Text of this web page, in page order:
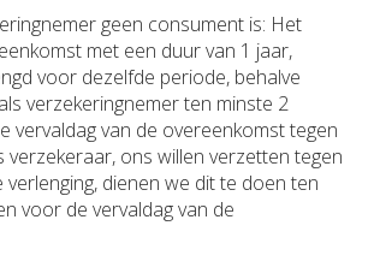
geen consument is: Het
met een duur van 1 jaar,
voor dezelfde periode, behalve
verzekeringnemer ten minste 2
vervaldag van de overeenkomst tegen
verzekeraar, ons willen verzetten tegen
verlenging, dienen we dit te doen ten
voor de vervaldag van de